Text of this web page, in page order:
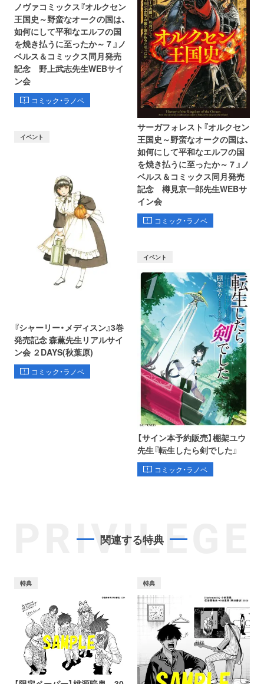
ノヴァコミックス『オルクセン
王国史～野蛮なオークの国は、
如何にして平和なエルフの国
を焼き払うに至ったか～ 7 』ノ
ベルス＆コミックス同月発売
記念 野上武志先生WEBサイ
ン会
コミック・ラノベ
サーガフォレスト『オルクセン
王国史～野蛮なオークの国は、
如何にして平和なエルフの国
を焼き払うに至ったか～ 7 』ノ
ベルス＆コミックス同月発売
記念 樽見京一郎先生WEBサ
イン会
コミック・ラノベ
イベント
『シャーリー・メディスン』3巻
発売記念 森薫先生リアルサイ
ン会 ２DAYS(秋葉原)
コミック・ラノベ
イベント
【サイン本予約販売】棚架ユウ
先生『転生したら剣でした』
コミック・ラノベ
PRIVILEGE
関連する特典
特典 特典